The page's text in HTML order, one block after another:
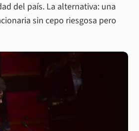
del país. La alternativa: una
sin cepo riesgosa pero